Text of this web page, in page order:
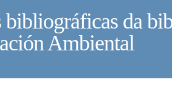
da
Ambiental